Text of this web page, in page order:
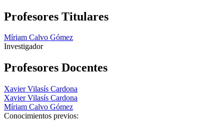
Profesores Titulares
Míriam Calvo Gómez
Investigador
Profesores Docentes
Xavier Vilasís Cardona
Xavier Vilasís Cardona
Míriam Calvo Gómez
Conocimientos previos: